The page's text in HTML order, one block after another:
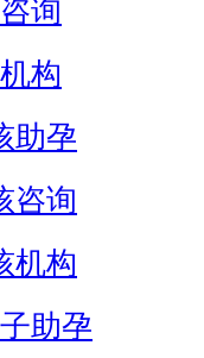
询
构
助孕
咨询
机构
助孕